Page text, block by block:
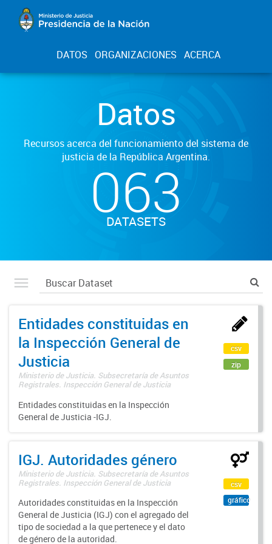
DATOS ORGANIZACIONES ACERCA
Datos
Recursos acerca del funcionamiento del sistema de
justicia de la República Argentina.
063
DATASETS
Entidades constituidas en
la Inspección General de
Justicia
Ministerio de Justicia. Subsecretaría de Asuntos
Registrales. Inspección General de Justicia
Entidades constituidas en la Inspección
General de Justicia -IGJ.
csv
zip
IGJ. Autoridades género
Ministerio de Justicia. Subsecretaría de Asuntos
Registrales. Inspección General de Justicia
Autoridades constituidas en la Inspección
General de Justicia (IGJ) con el agregado del
tipo de sociedad a la que pertenece y el dato
de género de la autoridad.
csv
gráfico